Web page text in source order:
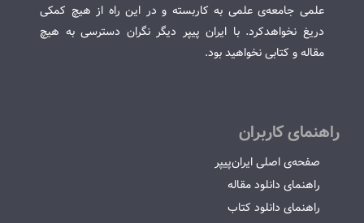
علمی جامعه‌ی علمی به کاربسته و در این راه از هیچ کمکی
دریغ نخواهدکرد. با ایران پیپر دیگر نگران دسترسی به هیچ
مقاله و کتابی نخواهید بود.
راهنمای کاربران
صفحه‌ی اصلی ایران‌پیپر
راهنمای دانلود مقاله
راهنمای دانلود کتاب